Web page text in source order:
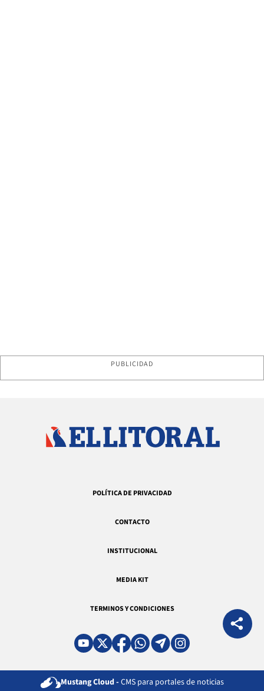
PUBLICIDAD
POLÍTICA DE PRIVACIDAD
CONTACTO
INSTITUCIONAL
MEDIA KIT
TERMINOS Y CONDICIONES
Mustang Cloud - CMS para portales de noticias